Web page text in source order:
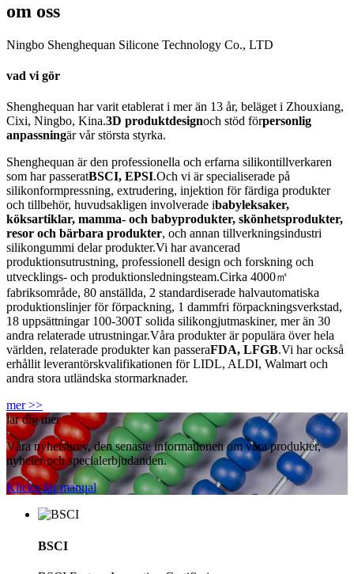
om oss
Ningbo Shenghequan Silicone Technology Co., LTD
vad vi gör
Shenghequan har varit etablerat i mer än 13 år, beläget i Zhouxiang,
Cixi, Ningbo, Kina.3D produktdesignoch stöd förpersonlig
anpassningär vår största styrka.
Shenghequan är den professionella och erfarna silikontillverkaren
som har passeratBSCI, EPSI.Och vi är specialiserade på
silikonformpressning, extrudering, injektion för färdiga produkter
och tillbehör, huvudsakligen involverade ibabyleksaker,
köksartiklar, mamma- och babyprodukter, skönhetsprodukter,
resor och bärbara produkter, och annan tillverkningsindustri
silikongummi delar produkter.Vi har avancerad
produktionsutrustning, professionell design och forskning och
utvecklings- och produktionsledningsteam.Cirka 4000㎡
fabriksområde, 80 anställda, 2 standardiserade halvautomatiska
produktionslinjer för förpackning, 1 dammfri förpackningsverkstad,
18 uppsättningar 100-300T solida silikongjutmaskiner, mer än 30
andra relaterade utrustningar.Våra produkter är populära över hela
världen, relaterade produkter kan passeraFDA, LFGB.Vi har också
erhållit leverantörskvalifikationen för LIDL, ALDI, Walmart och
andra stora utländska stormarknader.
mer >>
lär dig mer
Våra nyhetsbrev, den senaste informationen om våra produkter,
nyheter och specialerbjudanden.
Klicka för manual
BSCI